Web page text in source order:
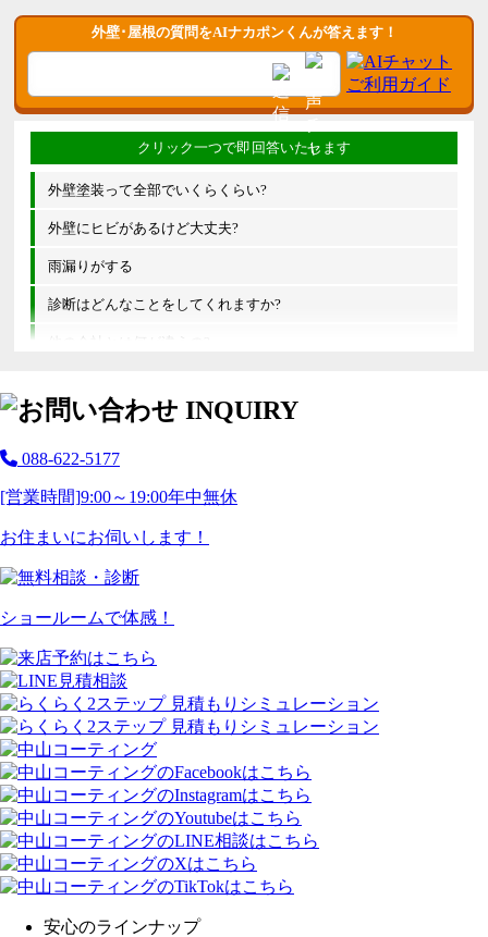
外壁･屋根の質問をAIナカポンくんが答えます！
外壁塗装って全部でいくらくらい?
外壁にヒビがあるけど大丈夫?
雨漏りがする
診断はどんなことをしてくれますか?
他の会社とは何が違うの?
088-622-5177
[営業時間]9:00～19:00年中無休
お住まいにお伺いします！
ショールームで体感！
安心のラインナップ